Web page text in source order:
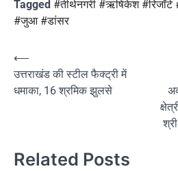
Tagged #तीर्थनगरी #ऋषिकेश
#जुआ #डांसर
Post
navigation
⟵
उत्तराखंड की स्टील फैक्ट्री में
धमाका, 16 श्रमिक झुलसे
Related Posts